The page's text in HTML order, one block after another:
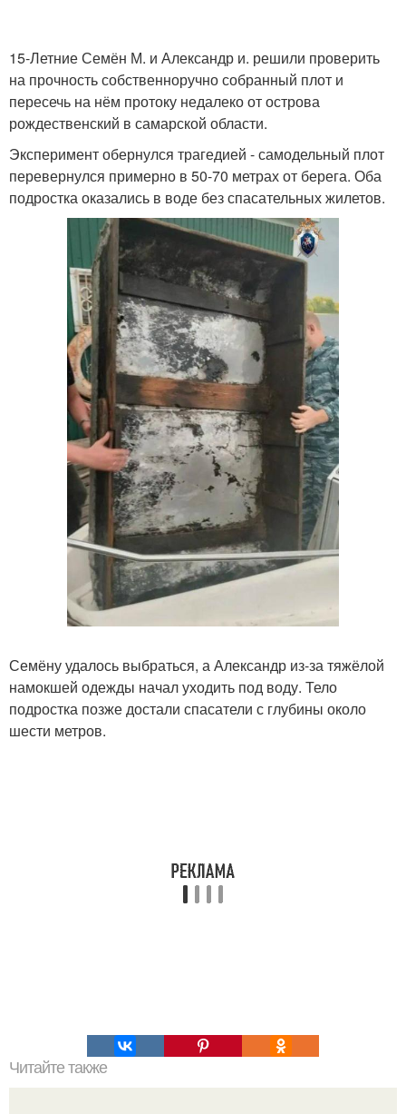
15-Летние Семён М. и Александр и. решили проверить
на прочность собственноручно собранный плот и
пересечь на нём протоку недалеко от острова
рождественский в самарской области.
Эксперимент обернулся трагедией - самодельный плот
перевернулся примерно в 50-70 метрах от берега. Оба
подростка оказались в воде без спасательных жилетов.
Семёну удалось выбраться, а Александр из-за тяжёлой
намокшей одежды начал уходить под воду. Тело
подростка позже достали спасатели с глубины около
шести метров.
Читайте также